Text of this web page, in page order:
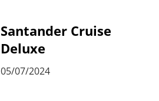
Santander Cruise
Deluxe
05/07/2024